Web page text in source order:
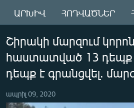
Անցնել
հիմնական
մենյուին
Որոնում
ՀԱՅԱՍՏԱՆ
ԸՆՏՐՈՒԹՅՈՒՆՆԵՐ 2026
ԻՐԱՎՈՒՆՔ
ՏՆՏԵՍՈՒԹՅՈՒՆ
ԱՐԽԻՎ ՀՈԴՎԱԾՆԵՐ
Շիրակի մարզում
հաստատված 13 դեպք
դեպք է գրանցվել.
ապրիլ 09, 2020